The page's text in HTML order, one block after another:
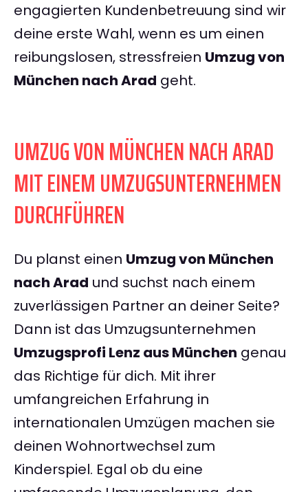
engagierten Kundenbetreuung sind wir
deine erste Wahl, wenn es um einen
reibungslosen, stressfreien Umzug von
München nach Arad geht.
UMZUG VON MÜNCHEN NACH ARAD
MIT EINEM UMZUGSUNTERNEHMEN
DURCHFÜHREN
Du planst einen Umzug von München
nach Arad und suchst nach einem
zuverlässigen Partner an deiner Seite?
Dann ist das Umzugsunternehmen
Umzugsprofi Lenz aus München genau
das Richtige für dich. Mit ihrer
umfangreichen Erfahrung in
internationalen Umzügen machen sie
deinen Wohnortwechsel zum
Kinderspiel. Egal ob du eine